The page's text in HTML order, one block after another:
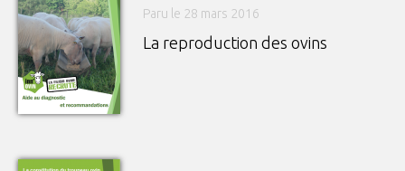
Paru le 28 mars 2016
La reproduction des ovins